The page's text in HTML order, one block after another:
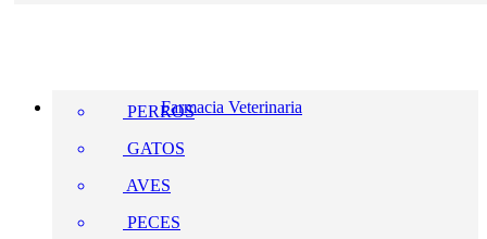
Farmacia Veterinaria
PERROS
GATOS
AVES
PECES